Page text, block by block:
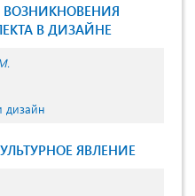
В ДИЗАЙНЕ
дизайн
ЯВЛЕНИЕ